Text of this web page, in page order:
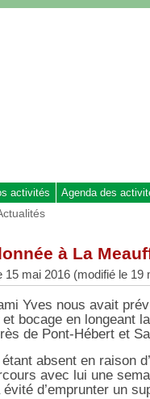
activités Agenda des
à La
15 mai 2016 (modifié le 19
Yves nous avait
et bocage en longeant
de Pont-Hébert et
absent en raison
avec lui une
évité d’emprunter un